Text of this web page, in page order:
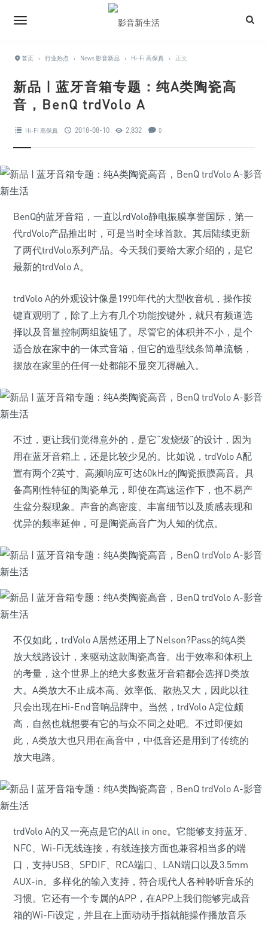
首页 › 行业热点 › News 影音新品 › Hi-Fi 高保真 › 正文
新品 | 蓝牙音箱专题：纯A类陶瓷高
音，BenQ trdVolo A
Hi-Fi 高保真 2018-08-10 2,832 0
BenQ的蓝牙音箱，一直以rdVolo静电振膜享誉国际，第一
代rdVolo产品推出时，可是当时全球首款。其后陆续更新
了两代trdVolo系列产品。今天我们要给大家介绍的，是它
最新的trdVolo A。
trdVolo A的外观设计像是1990年代的大型收音机，操作按
键直观明了，除了上方有几个功能按键外，就只有频道选
择以及音量控制两组旋钮了。尽管它的体积并不小，是个
适合放在家中的一体式音箱，但它的造型线条简单流畅，
摆放在家里的任何一处都能不显突兀得融入。
不过，更让我们觉得意外的，是它“发烧级”的设计，因为
用在蓝牙音箱上，还是比较少见的。比如说，trdVolo A配
置有两个2英寸、高频响应可达60kHz的陶瓷振膜高音。具
备高刚性特征的陶瓷单元，即使在高速运作下，也不易产
生盆分裂现象。声音的高密度、丰富细节以及质感表现和
优异的频率延伸，可是陶瓷高音广为人知的优点。
不仅如此，trdVolo A居然还用上了Nelson?Pass的纯A类
放大线路设计，来驱动这款陶瓷高音。出于效率和体积上
的考量，这个世界上的绝大多数蓝牙音箱都会选择D类放
大。A类放大不止成本高、效率低、散热又大，因此以往
只会出现在Hi-End音响品牌中。当然，trdVolo A定位颇
高，自然也就想要有它的与众不同之处吧。不过即便如
此，A类放大也只用在高音中，中低音还是用到了传统的
放大电路。
trdVolo A的又一亮点是它的All in one。它能够支持蓝牙、
NFC、Wi-Fi无线连接，有线连接方面也兼容相当多的端
口，支持USB、SPDIF、RCA端口、LAN端口以及3.5mm
AUX-in。多样化的输入支持，符合现代人各种聆听音乐的
习惯。它还有一个专属的APP，在APP上我们能够完成音
箱的Wi-Fi设定，并且在上面动动手指就能操作播放音乐